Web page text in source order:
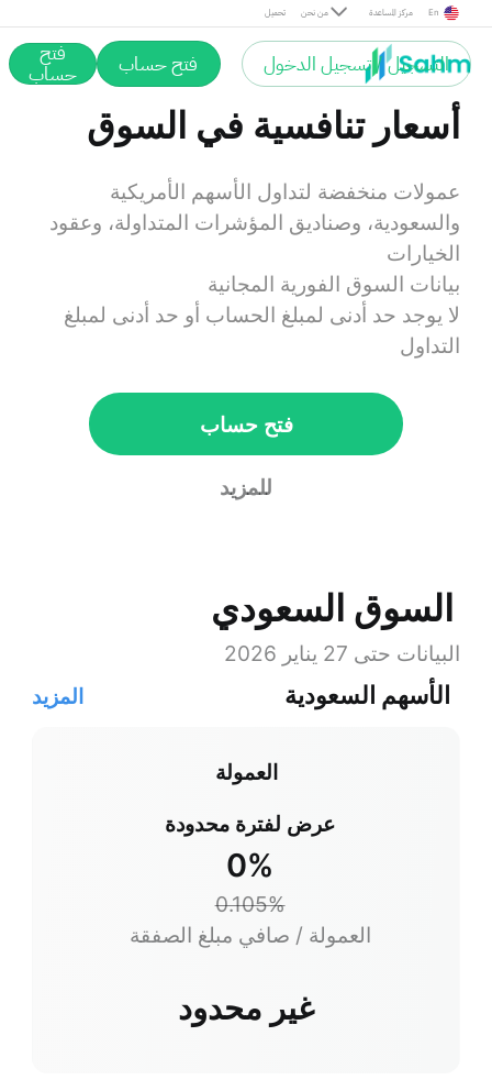
تحميل من نحن مركز المساعدة En
التسجيل / تسجيل الدخول فتح حساب فتح
حساب
أسعار تنافسية في السوق
عمولات منخفضة لتداول الأسهم الأمريكية
والسعودية، وصناديق المؤشرات المتداولة، وعقود
الخيارات
بيانات السوق الفورية المجانية
لا يوجد حد أدنى لمبلغ الحساب أو حد أدنى لمبلغ
التداول
فتح حساب
للمزيد
السوق السعودي
البيانات حتى 27 يناير 2026
الأسهم السعودية المزيد
العمولة
عرض لفترة محدودة
0%
0.105%
العمولة / صافي مبلغ الصفقة
غير محدود